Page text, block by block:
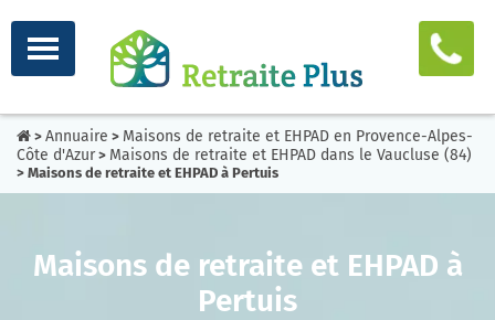
> Annuaire > Maisons de retraite et EHPAD en Provence-Alpes-
Côte d'Azur> Maisons de retraite et EHPAD dans le Vaucluse (84)
> Maisons de retraite et EHPAD à Pertuis
Maisons de retraite et EHPAD à
Pertuis